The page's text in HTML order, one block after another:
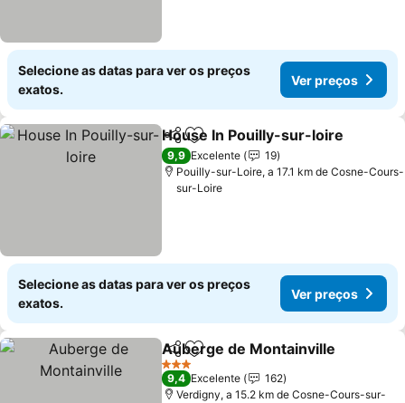
Selecione as datas para ver os preços
exatos.
Ver preços
PartilharAdicionar aos favoritos
House In Pouilly-sur-loire
9,9 Excelente
19
Pouilly-sur-Loire, a 17.1 km de Cosne-Cours-
sur-Loire
Selecione as datas para ver os preços
exatos.
Ver preços
PartilharAdicionar aos favoritos
Auberge de Montainville
3 Estrelas
9,4 Excelente
162
Verdigny, a 15.2 km de Cosne-Cours-sur-